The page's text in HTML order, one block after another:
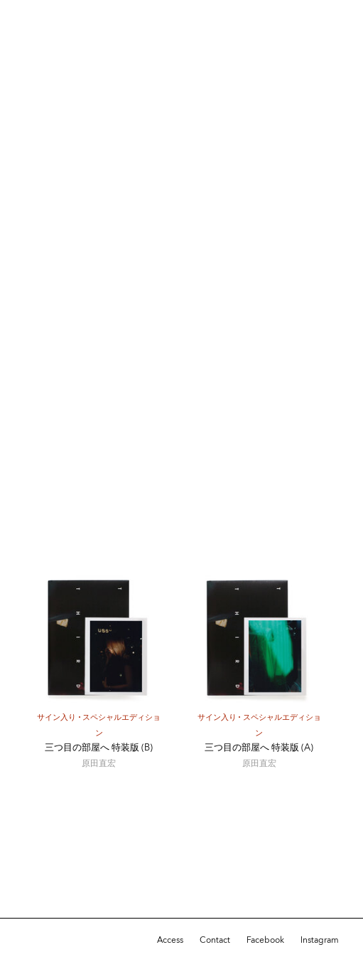
サイン入り
スペシャルエディショ
ン
三つ目の部屋へ 特装版 (B)
原田直宏
サイン入り
スペシャルエディショ
ン
三つ目の部屋へ 特装版 (A)
原田直宏
Access Contact Facebook Instagram